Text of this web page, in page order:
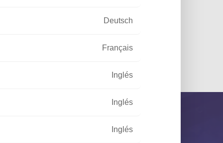
/ Parque y jardín
Deutsch
Français
Inglés
Inglés
Inglés